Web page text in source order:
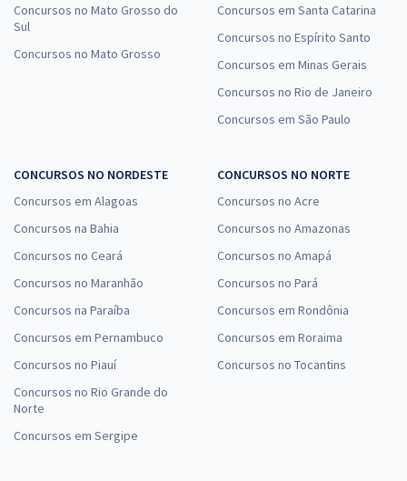
Concursos no Mato Grosso do
Sul
Concursos no Mato Grosso
Concursos em Santa Catarina
Concursos no Espírito Santo
Concursos em Minas Gerais
Concursos no Rio de Janeiro
Concursos em São Paulo
CONCURSOS NO NORDESTE
Concursos em Alagoas
Concursos na Bahia
Concursos no Ceará
Concursos no Maranhão
Concursos na Paraíba
Concursos em Pernambuco
Concursos no Piauí
Concursos no Rio Grande do
Norte
Concursos em Sergipe
CONCURSOS NO NORTE
Concursos no Acre
Concursos no Amazonas
Concursos no Amapá
Concursos no Pará
Concursos em Rondônia
Concursos em Roraima
Concursos no Tocantins